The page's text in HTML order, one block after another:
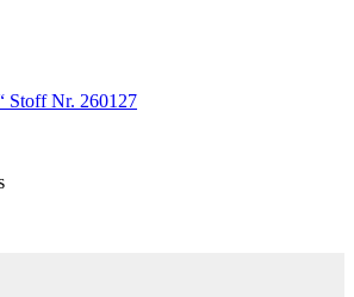
Stoff Nr. 260127